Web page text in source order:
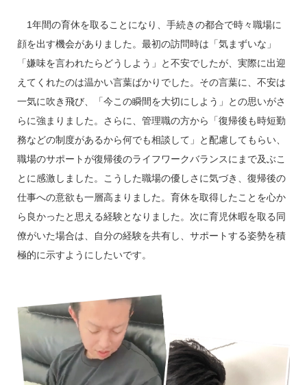
1年間の育休を取ることになり、手続きの都合で時々職場に
顔を出す機会がありました。最初の訪問時は「気まずいな」
「嫌味を言われたらどうしよう」と不安でしたが、実際に出迎
えてくれたのは温かい言葉ばかりでした。その言葉に、不安は
一気に吹き飛び、「今この瞬間を大切にしよう」との思いがさ
らに強まりました。さらに、管理職の方から「復帰後も時短勤
務などの制度があるから何でも相談して」と配慮してもらい、
職場のサポートが復帰後のライフワークバランスにまで及ぶこ
とに感激しました。こうした職場の優しさに気づき、復帰後の
仕事への意欲も一層高まりました。育休を取得したことを心か
ら良かったと思える経験となりました。次に育児休暇を取る同
僚がいた場合は、自分の経験を共有し、サポートする姿勢を積
極的に示すようにしたいです。